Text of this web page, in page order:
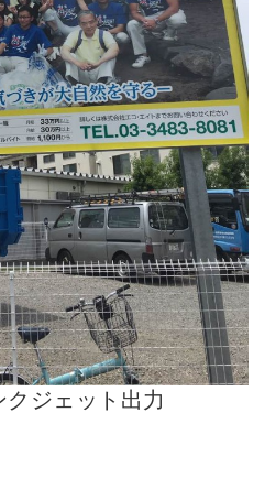
ジェット出力